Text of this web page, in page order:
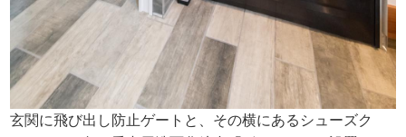
玄関に飛び出し防止ゲートと、その横にあるシューズク